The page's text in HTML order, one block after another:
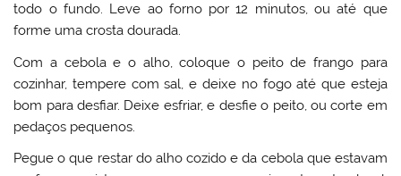
todo o fundo. Leve ao forno por 12 minutos, ou até que
forme uma crosta dourada.
Com a cebola e o alho, coloque o peito de frango para
cozinhar, tempere com sal, e deixe no fogo até que esteja
bom para desfiar. Deixe esfriar, e desfie o peito, ou corte em
pedaços pequenos.
Pegue o que restar do alho cozido e da cebola que estavam